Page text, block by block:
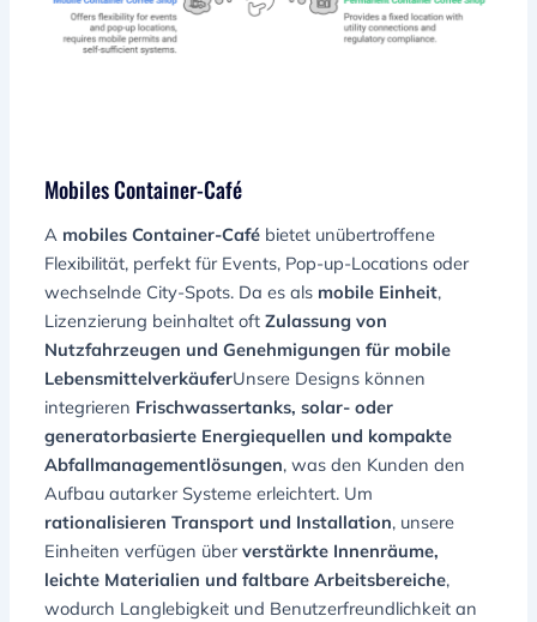
Mobiles Container-Café
A mobiles Container-Café bietet unübertroffene
Flexibilität, perfekt für Events, Pop-up-Locations oder
wechselnde City-Spots. Da es als mobile Einheit,
Lizenzierung beinhaltet oftZulassung von
Nutzfahrzeugen und Genehmigungen für mobile
LebensmittelverkäuferUnsere Designs können
integrieren Frischwassertanks, solar- oder
generatorbasierte Energiequellen und kompakte
Abfallmanagementlösungen, was den Kunden den
Aufbau autarker Systeme erleichtert. Um
rationalisieren Transport und Installation, unsere
Einheiten verfügen überverstärkte Innenräume,
leichte Materialien und faltbare Arbeitsbereiche,
wodurch Langlebigkeit und Benutzerfreundlichkeit an